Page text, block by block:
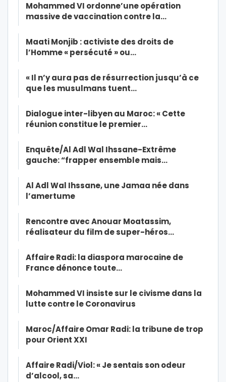
Mohammed VI ordonne’une opération
massive de vaccination contre la…
Maati Monjib : activiste des droits de
l’Homme « persécuté » ou…
« Il n’y aura pas de résurrection jusqu’à ce
que les musulmans tuent…
Dialogue inter-libyen au Maroc: « Cette
réunion constitue le premier…
Enquête/Al Adl Wal Ihssane-Extrême
gauche: “frapper ensemble mais…
Al Adl Wal Ihssane, une Jamaa née dans
l’amertume
Rencontre avec Anouar Moatassim,
réalisateur du film de super-héros…
Affaire Radi: la diaspora marocaine de
France dénonce toute…
Mohammed VI insiste sur le civisme dans la
lutte contre le Coronavirus
Maroc/Affaire Omar Radi: la tribune de trop
pour Orient XXI
Affaire Radi/Viol: « Je sentais son odeur
d’alcool, sa…